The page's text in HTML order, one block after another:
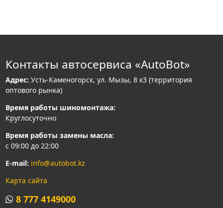
Контакты автосервиса «AutoBot»
Адрес: Усть-Каменогорск, ул. Мызы, 8 к3 (территория
оптового рынка)
Время работы шиномонтажа:
Круглосуточно
Время работы замены масла:
с 09:00 до 22:00
E-mail: info@autobot.kz
Карта сайта
8 777 4149000